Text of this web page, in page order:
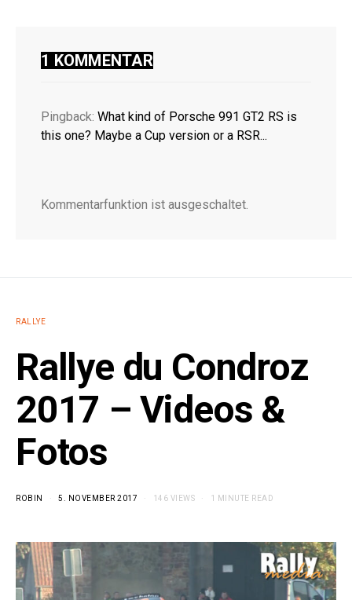
1 KOMMENTAR
Pingback: What kind of Porsche 991 GT2 RS is
this one? Maybe a Cup version or a RSR...
Kommentarfunktion ist ausgeschaltet.
RALLYE
Rallye du Condroz
2017 – Videos &
Fotos
ROBIN 5. NOVEMBER 2017 146 VIEWS 1 MINUTE READ